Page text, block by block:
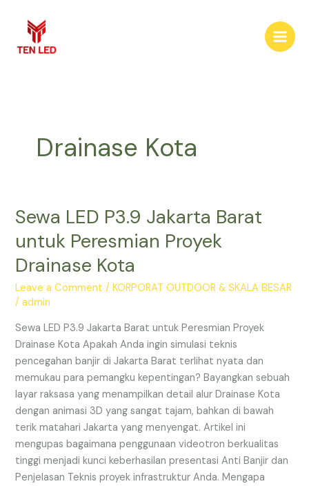
content
Drainase Kota
Sewa LED P3.9 Jakarta Barat
untuk Peresmian Proyek
Drainase Kota
Leave a Comment /KORPORAT OUTDOOR & SKALA BESAR
/admin
Sewa LED P3.9 Jakarta Barat untuk Peresmian Proyek
Drainase Kota Apakah Anda ingin simulasi teknis
pencegahan banjir di Jakarta Barat terlihat nyata dan
memukau para pemangku kepentingan? Bayangkan sebuah
layar raksasa yang menampilkan detail alur Drainase Kota
dengan animasi 3D yang sangat tajam, bahkan di bawah
terik matahari Jakarta yang menyengat. Artikel ini
mengupas bagaimana penggunaan videotron berkualitas
tinggi menjadi kunci keberhasilan presentasi Anti Banjir dan
Penjelasan Teknis proyek infrastruktur Anda. Mengapa
Sewa
P3.9
Jakarta
untuk
Proyek
Drainase
Kota